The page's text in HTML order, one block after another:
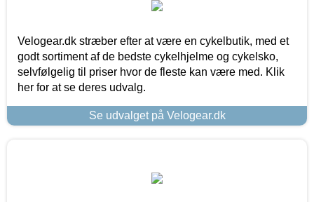
Velogear.dk stræber efter at være en cykelbutik, med et
godt sortiment af de bedste cykelhjelme og cykelsko,
selvfølgelig til priser hvor de fleste kan være med. Klik
her for at se deres udvalg.
Se udvalget på Velogear.dk